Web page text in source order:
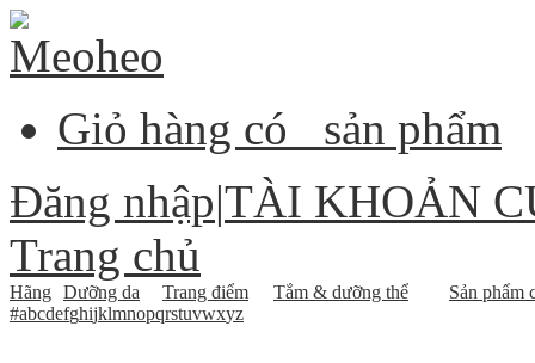
Giỏ hàng có
sản phẩm
Đăng nhập|TÀI KHOẢN
Trang chủ
Hãng Dưỡng da Trang điểm Tắm & dưỡng thể
Sản phẩm
#abcdefghijklmnopqrstuvwxyz